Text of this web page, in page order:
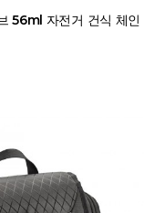
56ml 자전거 건식 체인